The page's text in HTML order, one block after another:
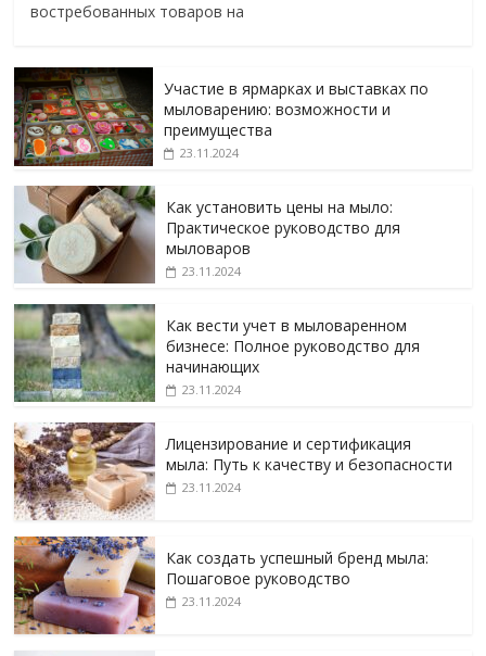
востребованных товаров на
Участие в ярмарках и выставках по
мыловарению: возможности и
преимущества
23.11.2024
Как установить цены на мыло:
Практическое руководство для
мыловаров
23.11.2024
Как вести учет в мыловаренном
бизнесе: Полное руководство для
начинающих
23.11.2024
Лицензирование и сертификация
мыла: Путь к качеству и безопасности
23.11.2024
Как создать успешный бренд мыла:
Пошаговое руководство
23.11.2024